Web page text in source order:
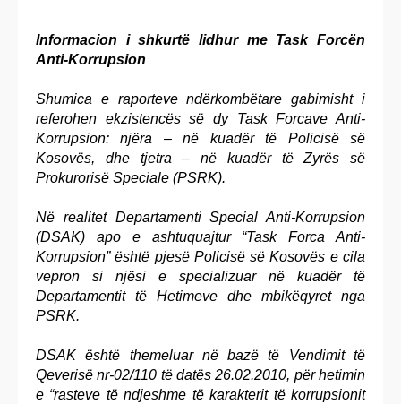
Informacion i shkurtë lidhur me Task Forcën
Anti-Korrupsion
Shumica e raporteve ndërkombëtare gabimisht i
referohen ekzistencës së dy Task Forcave Anti-
Korrupsion: njëra – në kuadër të Policisë së
Kosovës, dhe tjetra – në kuadër të Zyrës së
Prokurorisë Speciale (PSRK).
Në realitet Departamenti Special Anti-Korrupsion
(DSAK) apo e ashtuquajtur “Task Forca Anti-
Korrupsion” është pjesë Policisë së Kosovës e cila
vepron si njësi e specializuar në kuadër të
Departamentit të Hetimeve dhe mbikëqyret nga
PSRK.
DSAK është themeluar në bazë të Vendimit të
Qeverisë nr-02/110 të datës 26.02.2010, për hetimin
e “rasteve të ndjeshme të karakterit të korrupsionit